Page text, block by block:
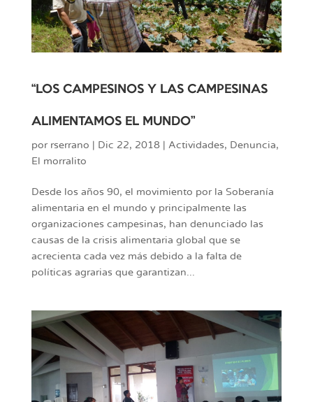
“LOS CAMPESINOS Y LAS CAMPESINAS
ALIMENTAMOS EL MUNDO”
por rserrano Dic 22, 2018| Actividades, Denuncia,
El morralito
Desde los años 90, el movimiento por la Soberanía
alimentaria en el mundo y principalmente las
organizaciones campesinas, han denunciado las
causas de la crisis alimentaria global que se
acrecienta cada vez más debido a la falta de
políticas agrarias que garantizan...